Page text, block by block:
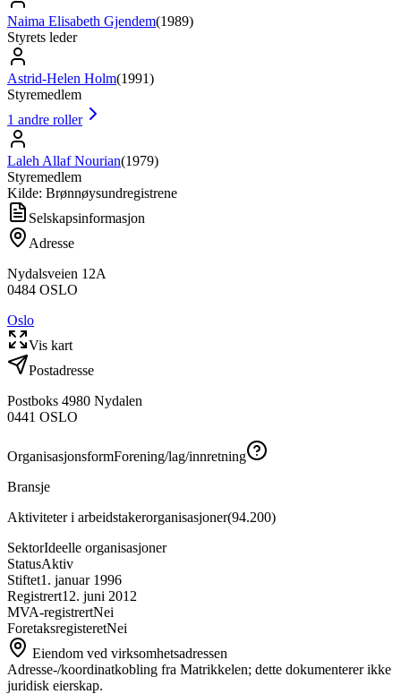
Naima Elisabeth Gjendem(1989)
Styrets leder
Astrid-Helen Holm(1991)
Styremedlem
1 andre roller
Laleh Allaf Nourian(1979)
Styremedlem
Kilde: Brønnøysundregistrene
Selskapsinformasjon
Adresse
Nydalsveien 12A
0484 OSLO
Oslo
Vis kart
Postadresse
Postboks 4980 Nydalen
0441 OSLO
OrganisasjonsformForening/lag/innretning
Bransje
Aktiviteter i arbeidstakerorganisasjoner(94.200)
SektorIdeelle organisasjoner
StatusAktiv
Stiftet1. januar 1996
Registrert12. juni 2012
MVA-registrertNei
ForetaksregisteretNei
Eiendom ved virksomhetsadressen
Adresse-/koordinatkobling fra Matrikkelen; dette dokumenterer ikke
juridisk eierskap.